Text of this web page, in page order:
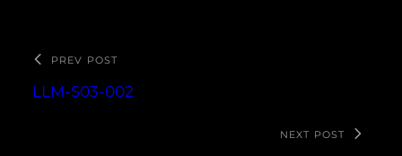
PREV POST
LLM-S03-002
NEXT POST